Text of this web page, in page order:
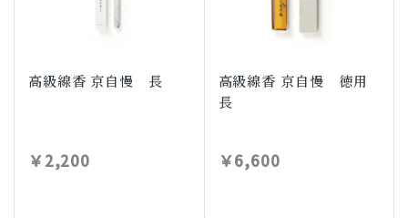
高級線香 京自慢 長
￥2,200
高級線香 京自慢 徳用
長
￥6,600